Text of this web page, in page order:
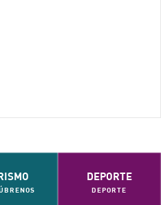
DEPORTE
DEPORTE